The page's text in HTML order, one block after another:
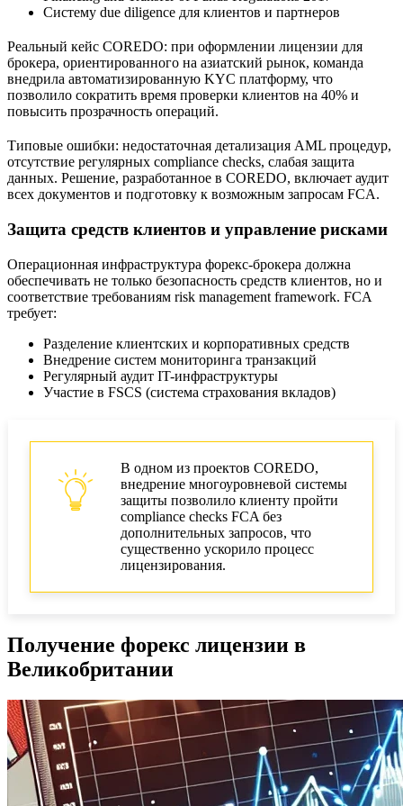
Систему due diligence для клиентов и партнеров
Реальный кейс COREDO: при оформлении лицензии для
брокера, ориентированного на азиатский рынок, команда
внедрила автоматизированную KYC платформу, что
позволило сократить время проверки клиентов на 40% и
повысить прозрачность операций.
Типовые ошибки: недостаточная детализация AML процедур,
отсутствие регулярных compliance checks, слабая защита
данных. Решение, разработанное в COREDO, включает аудит
всех документов и подготовку к возможным запросам FCA.
Защита средств клиентов и управление рисками
Операционная инфраструктура форекс-брокера должна
обеспечивать не только безопасность средств клиентов, но и
соответствие требованиям risk management framework. FCA
требует:
Разделение клиентских и корпоративных средств
Внедрение систем мониторинга транзакций
Регулярный аудит IT-инфраструктуры
Участие в FSCS (система страхования вкладов)
В одном из проектов COREDO,
внедрение многоуровневой системы
защиты позволило клиенту пройти
compliance checks FCA без
дополнительных запросов, что
существенно ускорило процесс
лицензирования.
Получение форекс лицензии в
Великобритании